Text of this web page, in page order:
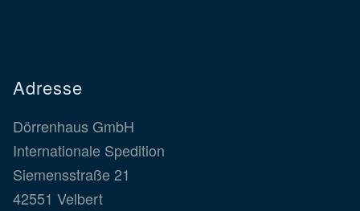
Adresse
Dörrenhaus GmbH
Internationale Spedition
Siemensstraße 21
42551 Velbert